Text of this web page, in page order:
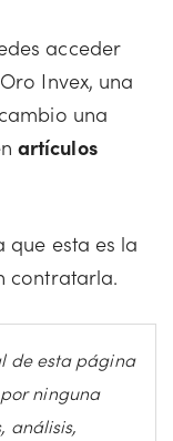
acceder
Invex, una
una
artículos
que esta es la
contratarla.
de esta página
ninguna
análisis,